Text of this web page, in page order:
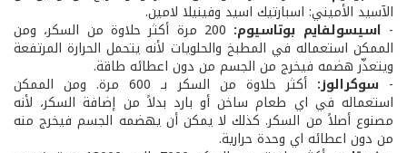
الآسيد الأميني: اسبارتيك اسيد وفينيلا لامين.
- اسيسولفايم بوتاسيوم: 200 مرة أكثر حلاوة من السكر، ومن
الممكن استعماله في المطبخ والحلويات لأنه يتحمل الحرارة المرتفعة
ويتعذّر هضمه فيخرج من الجسم من دون اعطائه طاقة.
- سوكرالوز: أكثر حلاوة من السكر بـ 600 مرة. ومن الممكن
استعماله في اي طعام ساخن أو بارد بدلاً من إضافة السكر، لأنه
مصنوع أصلاً من السكر. كذلك لا يمكن أن يهضمه الجسم فيخرج منه
من دون اعطائه اي وحدة حرارية.